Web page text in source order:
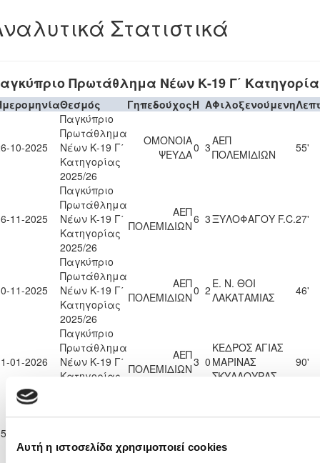
Αυτή η ιστοσελίδα χρησιμοποιεί cookies
Στατιστικά
Πρωτάθλημα Νέων Κ-19 Γ΄
Θεσμός ΓηπεδούχοςH AΦιλοξενούμενη
10-2025
Παγκύπριο
Πρωτάθλημα
Νέων Κ-19 Γ΄
Κατηγορίας
2025/26
ΟΜΟΝΟΙΑ
ΨΕΥΔΑ0 3ΑΕΠ
ΠΟΛΕΜΙΔΙΩΝ
55'
11-2025
Παγκύπριο
Πρωτάθλημα
Νέων Κ-19 Γ΄
Κατηγορίας
2025/26
ΑΕΠ
ΠΟΛΕΜΙΔΙΩΝ6 3ΞΥΛΟΦΑΓΟΥ F.C.27'
11-2025
Παγκύπριο
Πρωτάθλημα
Νέων Κ-19 Γ΄
Κατηγορίας
2025/26
ΑΕΠ
ΠΟΛΕΜΙΔΙΩΝ0 2 Ε. Ν. ΘΟΙ
ΛΑΚΑΤΑΜΙΑΣ
46'
01-2026
Παγκύπριο
Πρωτάθλημα
Νέων Κ-19 Γ΄
Κατηγορίας
ΑΕΠ
ΠΟΛΕΜΙΔΙΩΝ3 0
ΚΕΔΡΟΣ ΑΓΙΑΣ
ΜΑΡΙΝΑΣ
ΣΚΥΛΛΟΥΡΑΣ
90'
02-2026
Πρωτάθλημα
Κατηγορίας
ΠΟΛΕΜΙΔΙΩΝ
ΓΕΡΟΛΑΚΚΟΥ